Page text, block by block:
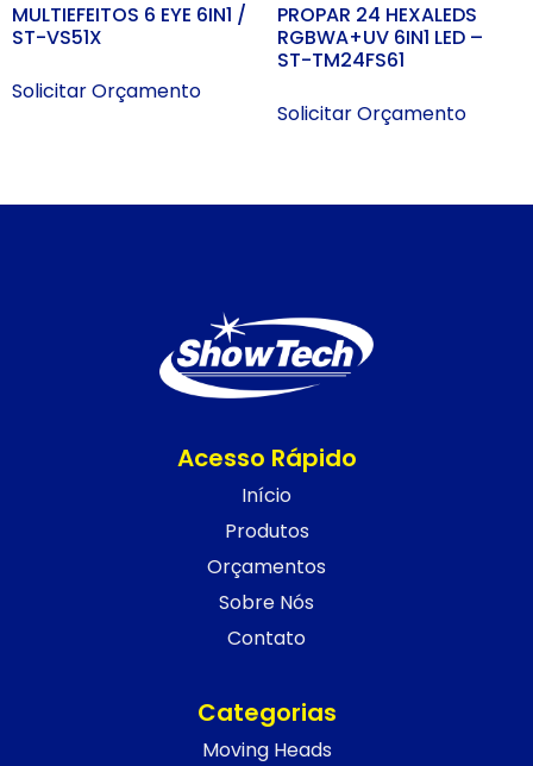
MULTIEFEITOS 6 EYE 6IN1 /
ST-VS51X
Solicitar Orçamento
PROPAR 24 HEXALEDS
RGBWA+UV 6IN1 LED –
ST-TM24FS61
Solicitar Orçamento
Acesso Rápido
Início
Produtos
Orçamentos
Sobre Nós
Contato
Categorias
Moving Heads